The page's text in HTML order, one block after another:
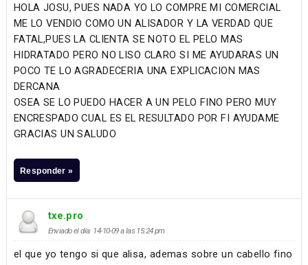
HOLA JOSU, PUES NADA YO LO COMPRE MI COMERCIAL
ME LO VENDIO COMO UN ALISADOR Y LA VERDAD QUE
FATAL,PUES LA CLIENTA SE NOTO EL PELO MAS
HIDRATADO PERO NO LISO CLARO SI ME AYUDARAS UN
POCO TE LO AGRADECERIA UNA EXPLICACION MAS
DERCANA
OSEA SE LO PUEDO HACER A UN PELO FINO PERO MUY
ENCRESPADO CUAL ES EL RESULTADO POR FI AYUDAME
GRACIAS UN SALUDO
Responder »
txe.pro
Enviado el día: 14-10-09 a las 15:24 pm
el que yo tengo si que alisa, ademas sobre un cabello fino